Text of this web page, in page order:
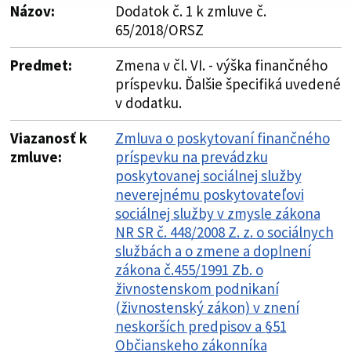
Názov:
Dodatok č. 1 k zmluve č.
65/2018/ORSZ
Predmet:
Zmena v čl. VI. - výška finančného
príspevku. Ďalšie špecifiká uvedené
v dodatku.
Viazanosť k
zmluve:
Zmluva o poskytovaní finančného
príspevku na prevádzku
poskytovanej sociálnej služby
neverejnému poskytovateľovi
sociálnej služby v zmysle zákona
NR SR č. 448/2008 Z. z. o sociálnych
službách a o zmene a doplnení
zákona č.455/1991 Zb. o
živnostenskom podnikaní
(živnostenský zákon) v znení
neskorších predpisov a §51
Občianskeho zákonníka